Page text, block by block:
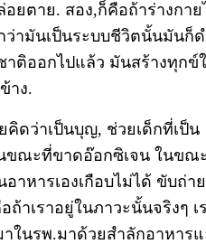
ยตาย. สอง,ก็คือถ้าร่างกา
ว่ามันเป็นระบบชีวิตนั้นมันก็
าติออกไปแล้ว มันสร้างทุกข์
าง.
ดว่าเป็นบุญ, ช่วยเด็กที่เป็น
ขณะที่ขาดอ๊อกซิเจน ในขณ
าหารเองเกือบไม่ได้ ขับถ่า
ถ้าเราอยู่ในภาวะนั้นจริงๆ เ
าในรพ.มาด้วยสำลักอาหาร